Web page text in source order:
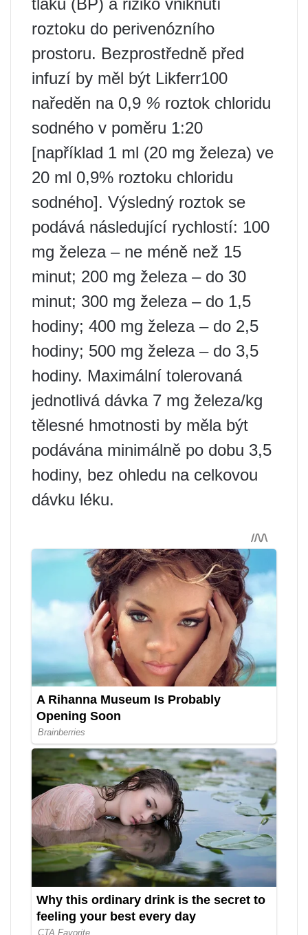
tlaku (BP) a riziko vniknutí
roztoku do perivenózního
prostoru. Bezprostředně před
infuzí by měl být Likferr100
naředěn na 0,9 % roztok chloridu
sodného v poměru 1:20
[například 1 ml (20 mg železa) ve
20 ml 0,9% roztoku chloridu
sodného]. Výsledný roztok se
podává následující rychlostí: 100
mg železa – ne méně než 15
minut; 200 mg železa – do 30
minut; 300 mg železa – do 1,5
hodiny; 400 mg železa – do 2,5
hodiny; 500 mg železa – do 3,5
hodiny. Maximální tolerovaná
jednotlivá dávka 7 mg železa/kg
tělesné hmotnosti by měla být
podávána minimálně po dobu 3,5
hodiny, bez ohledu na celkovou
dávku léku.